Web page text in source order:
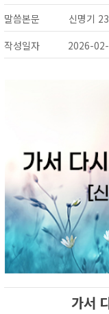
말씀본문
신명기
작성일자
2026-
가서